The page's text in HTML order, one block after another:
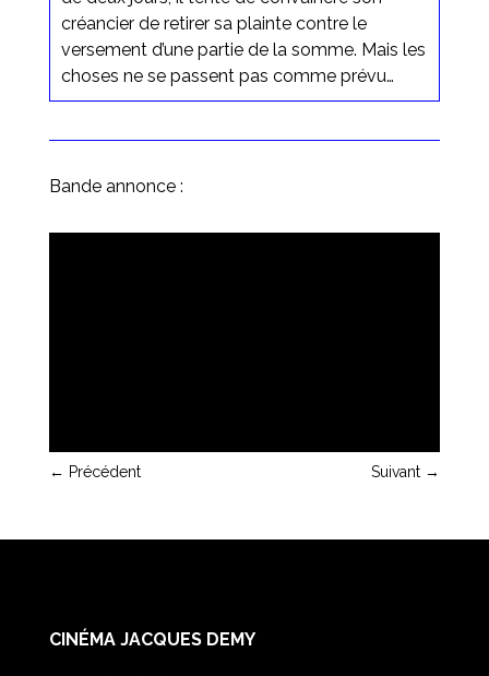
créancier de retirer sa plainte contre le
versement d’une partie de la somme. Mais les
choses ne se passent pas comme prévu…
Bande annonce :
← Précédent Suivant →
CINÉMA JACQUES DEMY